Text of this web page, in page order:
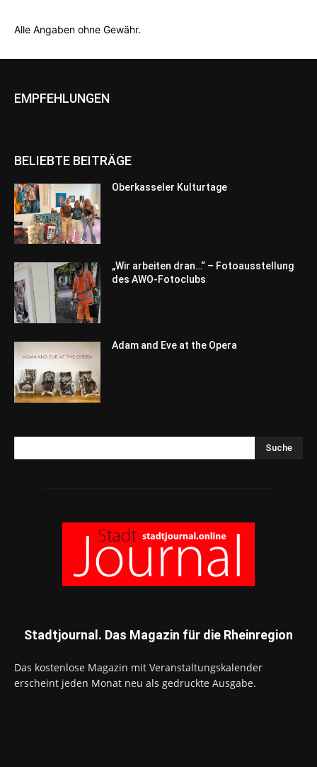
Alle Angaben ohne Gewähr.
EMPFEHLUNGEN
BELIEBTE BEITRÄGE
Oberkasseler Kulturtage
„Wir arbeiten dran…“ – Fotoausstellung
des AWO-Fotoclubs
Adam and Eve at the Opera
Suche
Stadtjournal. Das Magazin für die Rheinregion
Das kostenlose Magazin mit Veranstaltungskalender
erscheint jeden Monat neu als gedruckte Ausgabe.